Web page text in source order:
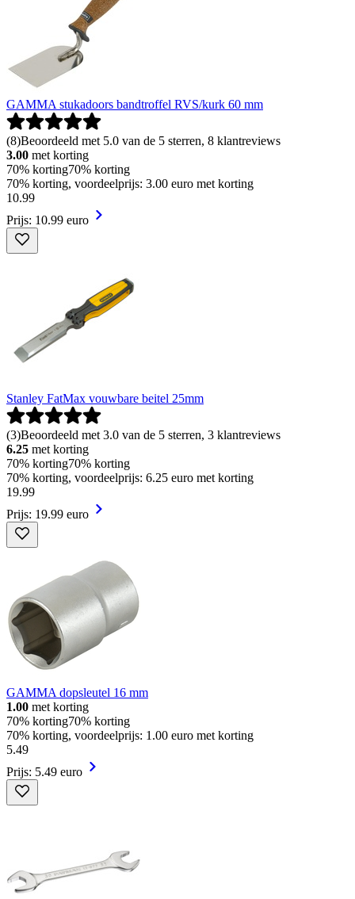
GAMMA stukadoors bandtroffel RVS/kurk 60 mm
(8)Beoordeeld met 5.0 van de 5 sterren, 8 klantreviews
3.00 met korting
70% korting70% korting
70% korting, voordeelprijs: 3.00 euro met korting
10.99
Prijs: 10.99 euro
Stanley FatMax vouwbare beitel 25mm
(3)Beoordeeld met 3.0 van de 5 sterren, 3 klantreviews
6.25 met korting
70% korting70% korting
70% korting, voordeelprijs: 6.25 euro met korting
19.99
Prijs: 19.99 euro
GAMMA dopsleutel 16 mm
1.00 met korting
70% korting70% korting
70% korting, voordeelprijs: 1.00 euro met korting
5.49
Prijs: 5.49 euro